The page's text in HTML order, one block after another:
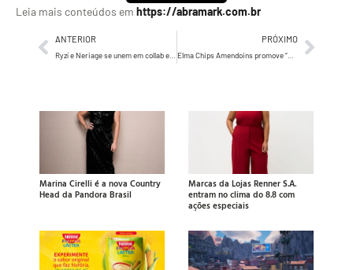
Leia mais conteúdos em https://abramark.com.br
ANTERIOR PRÓXIMO
Elma Chips Amendoins promove “Método Amendoísmo” para público que deseja descansar a mente sem culpa
Marina Cirelli é a nova Country
Head da Pandora Brasil
Marcas da Lojas Renner S.A.
entram no clima do 8.8 com
ações especiais